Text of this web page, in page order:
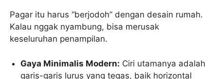
Pagar itu harus “berjodoh” dengan desain rumah.
Kalau nggak nyambung, bisa merusak
keseluruhan penampilan.
Gaya Minimalis Modern: Ciri utamanya adalah
garis-garis lurus yang tegas, baik horizontal